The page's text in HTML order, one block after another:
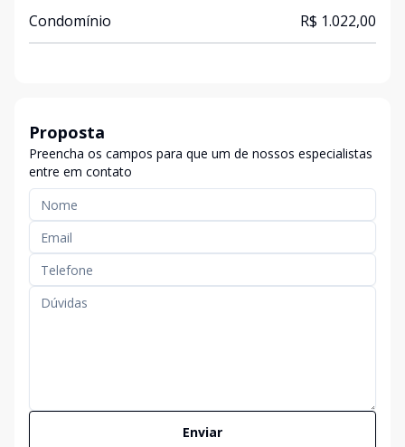
Condomínio R$ 1.022,00
Proposta
Preencha os campos para que um de nossos especialistas
entre em contato
Enviar